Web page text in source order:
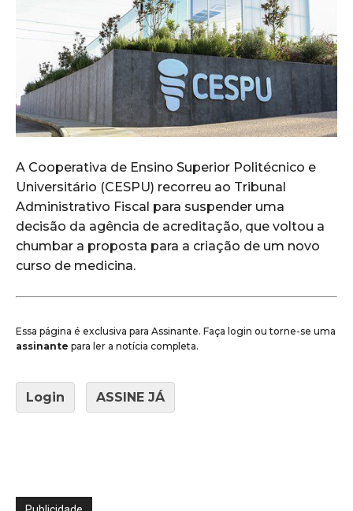
A Cooperativa de Ensino Superior Politécnico e
Universitário (CESPU) recorreu ao Tribunal
Administrativo Fiscal para suspender uma
decisão da agência de acreditação, que voltou a
chumbar a proposta para a criação de um novo
curso de medicina.
Essa página é exclusiva para Assinante. Faça login ou torne-se uma
assinante para ler a notícia completa.
Login ASSINE JÁ